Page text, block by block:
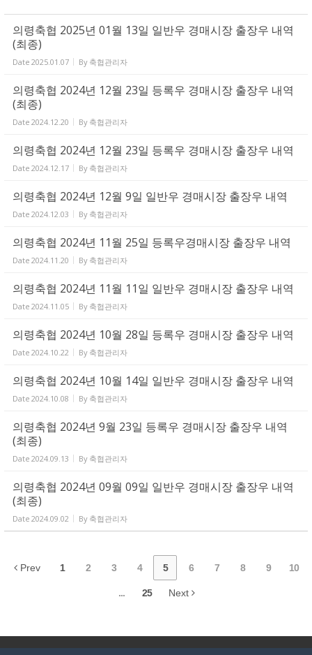
의령축협 2025년 01월 13일 일반우 경매시장 출장우 내역
(최종)
Date 2025.01.07 By 축협관리자
의령축협 2024년 12월 23일 등록우 경매시장 출장우 내역
(최종)
Date 2024.12.20 By 축협관리자
의령축협 2024년 12월 23일 등록우 경매시장 출장우 내역
Date 2024.12.17 By 축협관리자
의령축협 2024년 12월 9일 일반우 경매시장 출장우 내역
Date 2024.12.03 By 축협관리자
의령축협 2024년 11월 25일 등록우경매시장 출장우 내역
Date 2024.11.20 By 축협관리자
의령축협 2024년 11월 11일 일반우 경매시장 출장우 내역
Date 2024.11.05 By 축협관리자
의령축협 2024년 10월 28일 등록우 경매시장 출장우 내역
Date 2024.10.22 By 축협관리자
의령축협 2024년 10월 14일 일반우 경매시장 출장우 내역
Date 2024.10.08 By 축협관리자
의령축협 2024년 9월 23일 등록우 경매시장 출장우 내역
(최종)
Date 2024.09.13 By 축협관리자
의령축협 2024년 09월 09일 일반우 경매시장 출장우 내역
(최종)
Date 2024.09.02 By 축협관리자
Prev 1 2 3 4 5 6 7 8 9 10
... 25 Next